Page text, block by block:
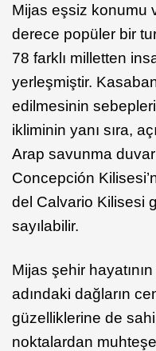
Mijas eşsiz konumu
derece popüler bir
78 farklı milletten
yerleşmiştir.
edilmesinin
ikliminin yanı sıra,
Arap savunma
Concepción
del Calvario Kilisesi
sayılabilir.
Mijas şehir
adındaki dağların
güzelliklerine de
noktalardan